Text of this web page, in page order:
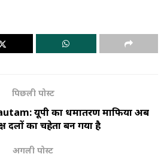
पिछली पोस्ट
यूपी का धर्मांतरण माफिया अब
दलों का चहेता बन गया है
अगली पोस्ट